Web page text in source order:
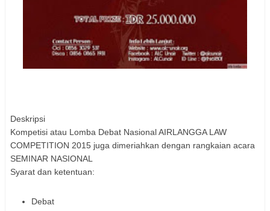
Deskripsi
Kompetisi atau Lomba Debat Nasional AIRLANGGA LAW
COMPETITION 2015 juga dimeriahkan dengan rangkaian acara
SEMINAR NASIONAL
Syarat dan ketentuan:
Debat